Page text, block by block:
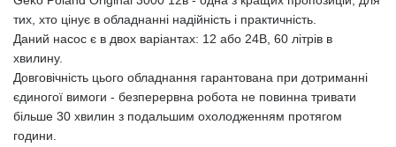
тих, хто цінує в обладнанні надійність і практичність.
Даний насос є в двох варіантах: 12 або 24В, 60 літрів в
хвилину.
Довговічність цього обладнання гарантована при дотриманні
єдиногої вимоги - безперервна робота не повинна тривати
більше 30 хвилин з подальшим охолодженням протягом
години.